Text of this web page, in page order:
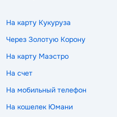
На карту Кукуруза
Через Золотую Корону
На карту Маэстро
На счет
На мобильный телефон
На кошелек Юмани